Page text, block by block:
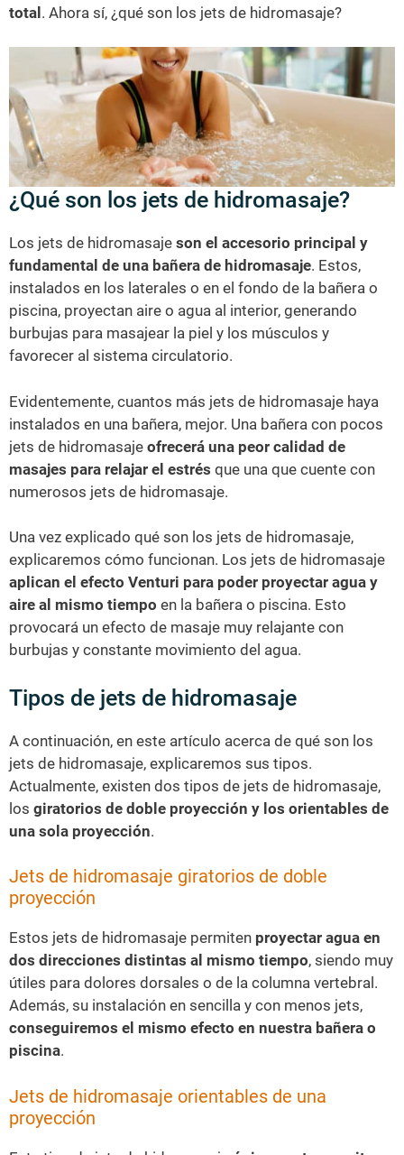
total. Ahora sí, ¿qué son los jets de hidromasaje?
¿Qué son los jets de hidromasaje?
Los jets de hidromasaje son el accesorio principal y
fundamental de una bañera de hidromasaje. Estos,
instalados en los laterales o en el fondo de la bañera o
piscina, proyectan aire o agua al interior, generando
burbujas para masajear la piel y los músculos y
favorecer al sistema circulatorio.
Evidentemente, cuantos más jets de hidromasaje haya
instalados en una bañera, mejor. Una bañera con pocos
jets de hidromasaje ofrecerá una peor calidad de
masajes para relajar el estrés que una que cuente con
numerosos jets de hidromasaje.
Una vez explicado qué son los jets de hidromasaje,
explicaremos cómo funcionan. Los jets de hidromasaje
aplican el efecto Venturi para poder proyectar agua y
aire al mismo tiempo en la bañera o piscina. Esto
provocará un efecto de masaje muy relajante con
burbujas y constante movimiento del agua.
Tipos de jets de hidromasaje
A continuación, en este artículo acerca de qué son los
jets de hidromasaje, explicaremos sus tipos.
Actualmente, existen dos tipos de jets de hidromasaje,
los giratorios de doble proyección y los orientables de
una sola proyección.
Jets de hidromasaje giratorios de doble
proyección
Estos jets de hidromasaje permiten proyectar agua en
dos direcciones distintas al mismo tiempo, siendo muy
útiles para dolores dorsales o de la columna vertebral.
Además, su instalación en sencilla y con menos jets,
conseguiremos el mismo efecto en nuestra bañera o
piscina.
Jets de hidromasaje orientables de una
proyección